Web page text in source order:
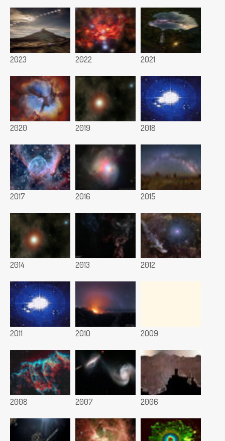
2023 2022 2021
2020 2019 2018
2017 2016 2015
2014 2013 2012
2011 2010 2009
2008 2007 2006